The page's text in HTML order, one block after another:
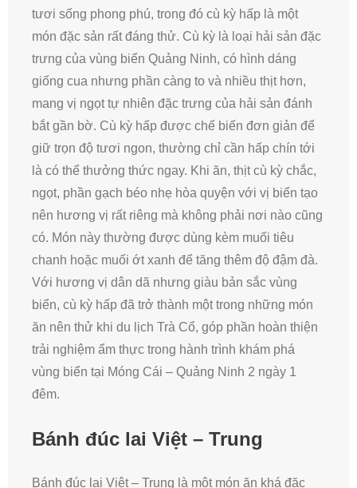
tươi sống phong phú, trong đó cù kỳ hấp là một
món đặc sản rất đáng thử. Cù kỳ là loại hải sản đặc
trưng của vùng biển Quảng Ninh, có hình dáng
giống cua nhưng phần càng to và nhiều thịt hơn,
mang vị ngọt tự nhiên đặc trưng của hải sản đánh
bắt gần bờ. Cù kỳ hấp được chế biến đơn giản để
giữ trọn độ tươi ngon, thường chỉ cần hấp chín tới
là có thể thưởng thức ngay. Khi ăn, thịt cù kỳ chắc,
ngọt, phần gạch béo nhẹ hòa quyện với vị biển tạo
nên hương vị rất riêng mà không phải nơi nào cũng
có. Món này thường được dùng kèm muối tiêu
chanh hoặc muối ớt xanh để tăng thêm độ đậm đà.
Với hương vị dân dã nhưng giàu bản sắc vùng
biển, cù kỳ hấp đã trở thành một trong những món
ăn nên thử khi du lịch Trà Cổ, góp phần hoàn thiện
trải nghiệm ẩm thực trong hành trình khám phá
vùng biển tại Móng Cái – Quảng Ninh 2 ngày 1
đêm.
Bánh đúc lai Việt – Trung
Bánh đúc lai Việt – Trung là một món ăn khá đặc